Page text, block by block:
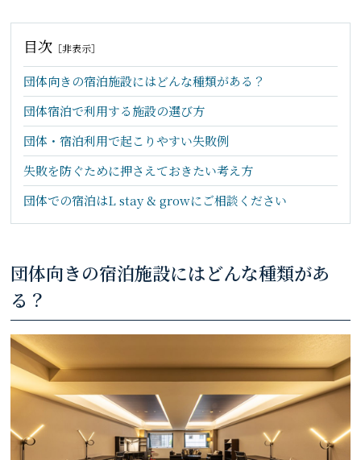
目次 ［非表示］
団体向きの宿泊施設にはどんな種類がある？
団体宿泊で利用する施設の選び方
団体・宿泊利用で起こりやすい失敗例
失敗を防ぐために押さえておきたい考え方
団体での宿泊はL stay & growにご相談ください
団体向きの宿泊施設にはどんな種類があ
る？